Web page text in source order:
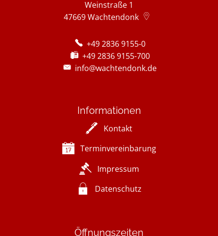
Weinstraße 1
47669Wachtendonk
+49 2836 9155-0
+49 2836 9155-700
info@wachtendonk.de
Informationen
Kontakt
Terminvereinbarung
Impressum
Datenschutz
Öffnungszeiten